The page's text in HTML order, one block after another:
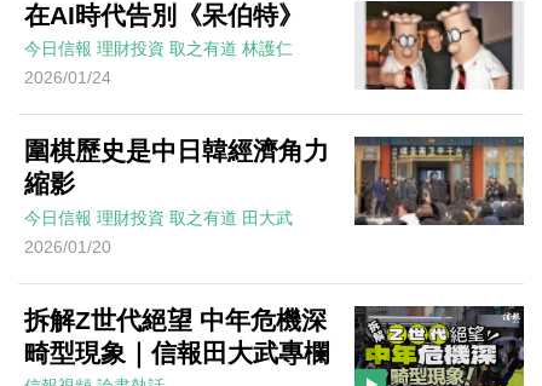
在AI時代告別《呆伯特》
今日信報 理財投資 取之有道 林護仁
2026/01/24
圍棋歷史是中日韓經濟角力
縮影
今日信報 理財投資 取之有道 田大武
2026/01/20
拆解Z世代絕望 中年危機深
畸型現象｜信報田大武專欄